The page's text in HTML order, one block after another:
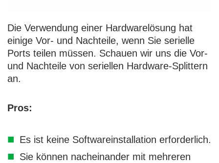
Die Verwendung einer Hardwarelösung hat
einige Vor- und Nachteile, wenn Sie serielle
Ports teilen müssen. Schauen wir uns die Vor-
und Nachteile von seriellen Hardware-Splittern
an.
Pros:
Es ist keine Softwareinstallation erforderlich.
Sie können nacheinander mit mehreren